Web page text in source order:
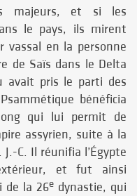
majeurs, et si les
le pays, ils mirent
vassal en la personne
de Saïs dans le Delta
avait pris le parti des
bénéficia
qui lui permit de
assyrien, suite à la
C. Il réunifia l’Égypte
et fut ainsi
de la 26e dynastie, qui